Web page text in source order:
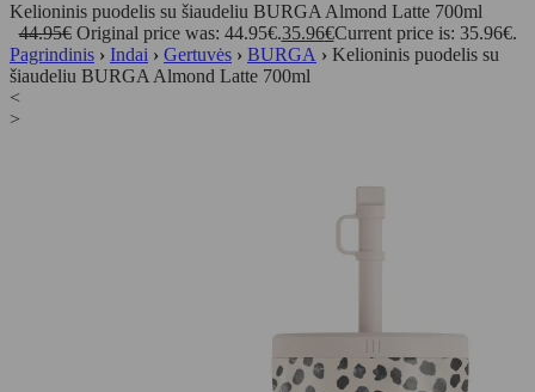
Kelioninis puodelis su šiaudeliu BURGA Almond Latte 700ml
44.95€ Original price was: 44.95€.35.96€Current price is: 35.96€.
Pagrindinis › Indai › Gertuvės › BURGA › Kelioninis puodelis su
šiaudeliu BURGA Almond Latte 700ml
<
>